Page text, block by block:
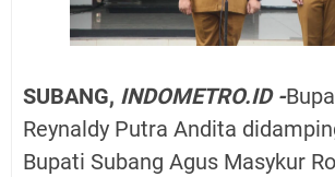
SUBANG, INDOMETRO.ID -
Reynaldy Putra Andita
Bupati Subang Agus Masykur